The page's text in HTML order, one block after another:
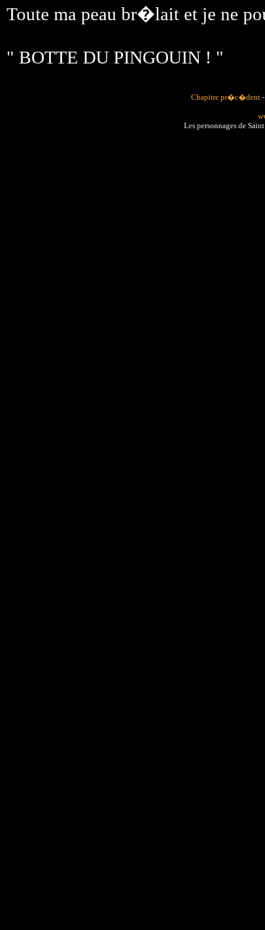
Toute ma peau br�lait et je ne
" BOTTE DU PINGOUIN ! "
Chapitre pr�c�dent
Les personnages de